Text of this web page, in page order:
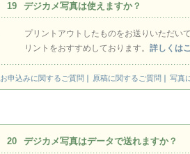
19 デジカメ写真は使えますか？
プリントアウトしたものをお送りいただい
リントをおすすめしております。 詳しくは
お申込みに関するご質問 原稿に関するご質問 写真
20 デジカメ写真はデータで送れますか？